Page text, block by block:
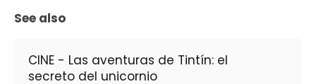
See also
CINE - Las aventuras de Tintín: el
secreto del unicornio